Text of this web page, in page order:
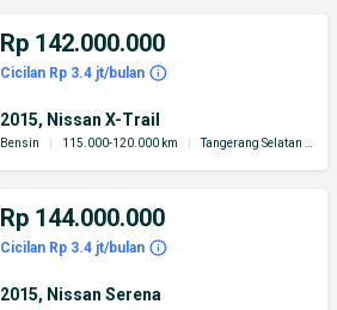
Rp 142.000.000
Cicilan Rp 3.4 jt/bulan
2015, Nissan X-Trail
Bensin 115.000-120.000 km Tangerang Selatan Kota
Rp 144.000.000
Cicilan Rp 3.4 jt/bulan
2015, Nissan Serena